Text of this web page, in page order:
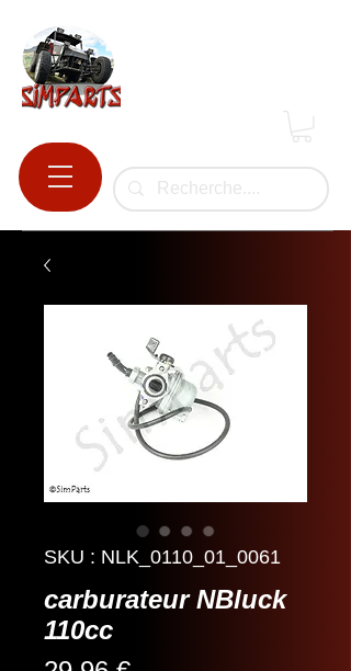
SKU : NLK_0110_01_0061
carburateur NBluck
110cc